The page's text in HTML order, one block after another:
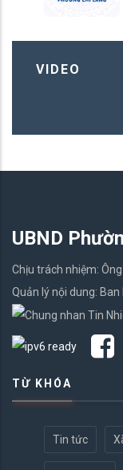
VIDEO
UBND
Chịu trách nhiệm:
Quản lý nội dung:
TỪ KHÓA
Tin tức